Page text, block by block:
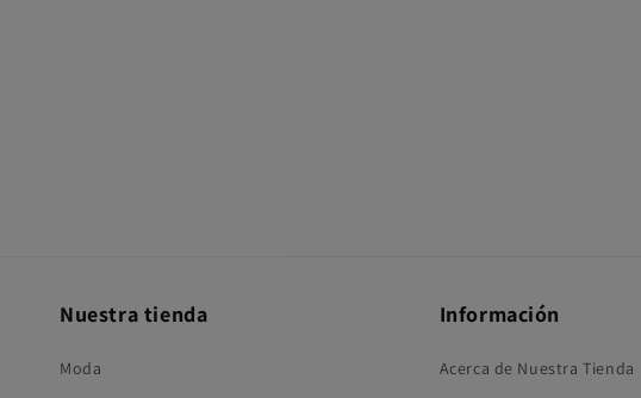
Nuestra tienda
Moda
Información
Acerca de Nuestra Tienda